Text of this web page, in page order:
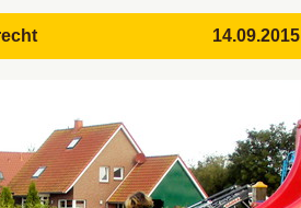
DIN-gerecht 14.09.2015